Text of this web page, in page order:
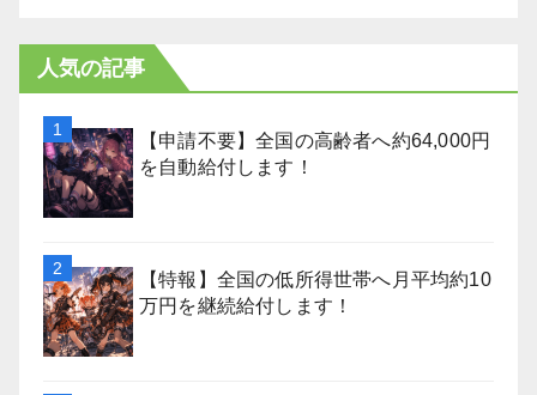
人気の記事
【申請不要】全国の高齢者へ約64,000円
を自動給付します！
【特報】全国の低所得世帯へ月平均約10
万円を継続給付します！